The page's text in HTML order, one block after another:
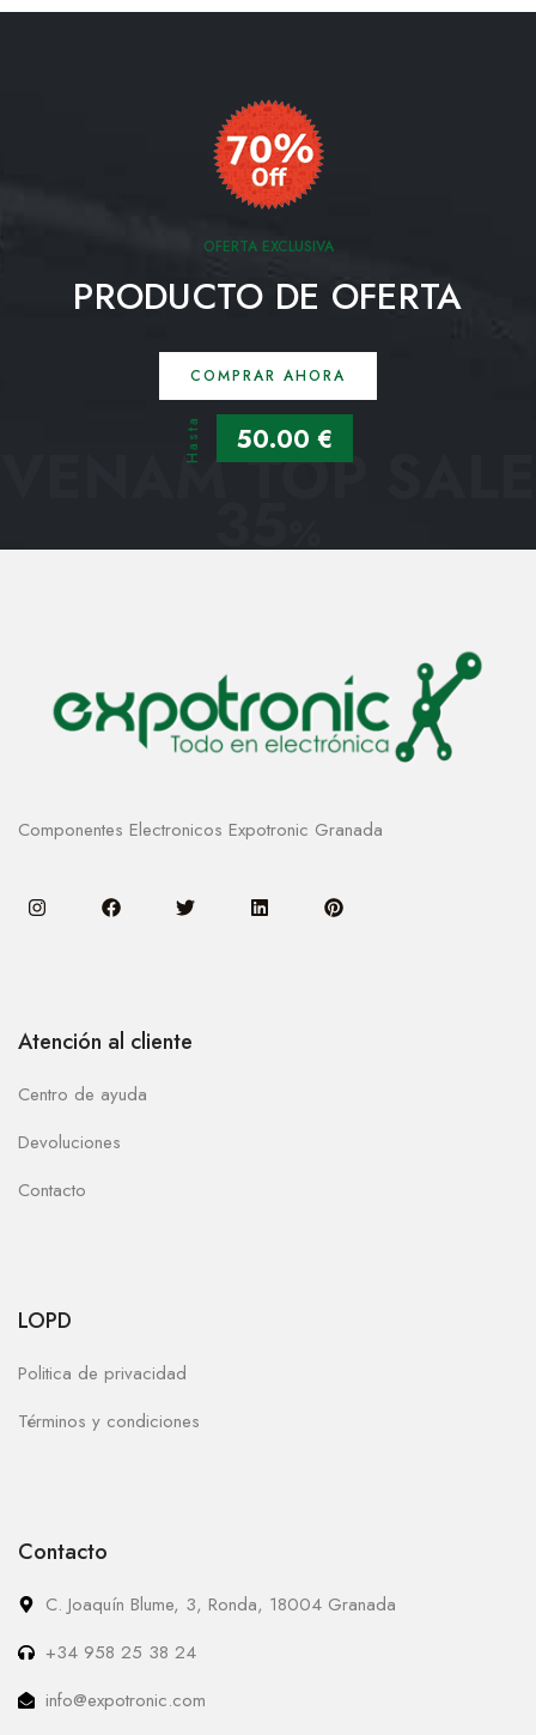
OFERTA EXCLUSIVA
PRODUCTO DE OFERTA
COMPRAR AHORA
Hasta 50.00 €
VENAM TOP SALE
35
Componentes Electronicos Expotronic Granada
Atención al cliente
Centro de ayuda
Devoluciones
Contacto
LOPD
Politica de privacidad
Términos y condiciones
Contacto
C. Joaquín Blume, 3, Ronda, 18004 Granada
+34 958 25 38 24
info@expotronic.com